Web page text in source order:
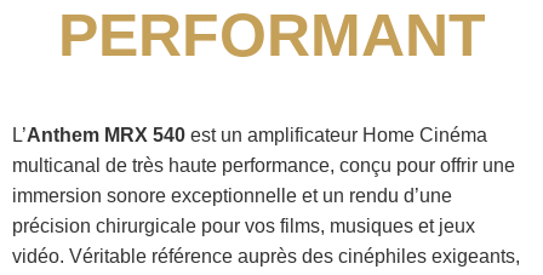
PERFORMANT
L’Anthem MRX 540 est un amplificateur Home Cinéma
multicanal de très haute performance, conçu pour offrir une
immersion sonore exceptionnelle et un rendu d’une
précision chirurgicale pour vos films, musiques et jeux
vidéo. Véritable référence auprès des cinéphiles exigeants,